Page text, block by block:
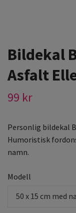
Bildekal
Asfalt
99 kr
Personlig bildekal
Humoristisk
namn.
Modell
50 x 15 cm med